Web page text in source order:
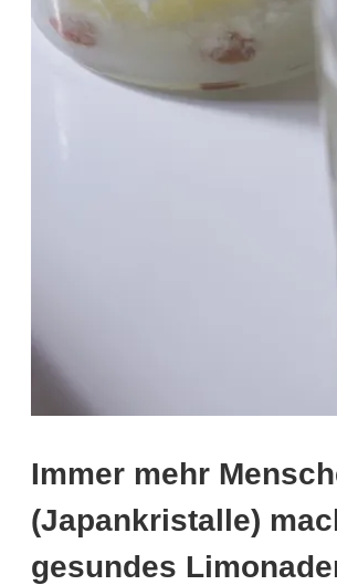
Immer mehr
(Japankristalle)
gesundes